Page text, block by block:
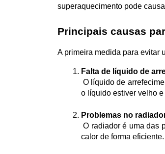
superaquecimento pode
Principais causas
A primeira medida para evitar
Falta de líquido de
O líquido de arrefecimento, também conhecido como fluido do radiador, é responsável por regular a temperatura do motor. Se o nível estiver baixo ou
o líquido estiver velho
Problemas no
O radiador é uma das peças principais no controle da temperatura do motor. Se ele estiver obstruído ou com vazamentos, não conseguirá dissipar o
calor de forma eficiente.